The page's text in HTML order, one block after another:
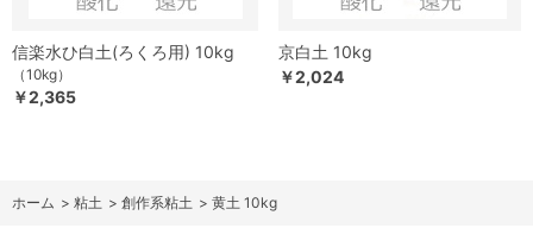
信楽水ひ白土(ろくろ用) 10kg
（10kg）
￥2,365
京白土 10kg
￥2,024
ホーム > 粘土 > 創作系粘土 > 黄土 10kg